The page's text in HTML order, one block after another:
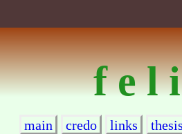
f e l
main credo links thesis